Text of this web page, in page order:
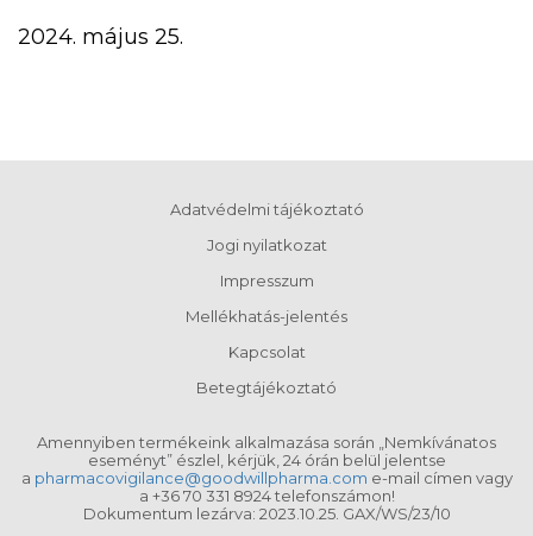
2024. május 25.
Adatvédelmi tájékoztató
Jogi nyilatkozat
Impresszum
Mellékhatás-jelentés
Kapcsolat
Betegtájékoztató
Amennyiben termékeink alkalmazása során „Nemkívánatos
eseményt” észlel, kérjük, 24 órán belül jelentse
a pharmacovigilance@goodwillpharma.com e-mail címen vagy
a +36 70 331 8924 telefonszámon!
Dokumentum lezárva: 2023.10.25. GAX/WS/23/10